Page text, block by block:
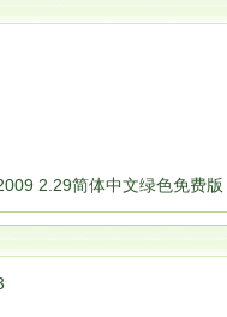
2.29简体中文绿色免费版